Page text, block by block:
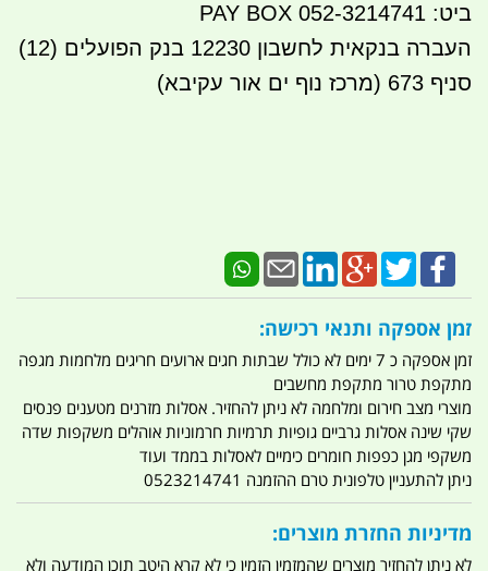
ביט: 052-3214741 PAY BOX
העברה בנקאית לחשבון 12230 בנק הפועלים (12)
סניף 673 (מרכז נוף ים אור עקיבא)
זמן אספקה ותנאי רכישה:
זמן אספקה כ 7 ימים לא כולל שבתות חגים ארועים חריגים מלחמות מגפה
מתקפת טרור מתקפת מחשבים
מוצרי מצב חירום ומלחמה לא ניתן להחזיר. אסלות מזרנים מטענים פנסים
שקי שינה אסלות גרביים גופיות תרמיות חרמוניות אוהלים משקפות שדה
משקפי מגן כפפות חומרים כימיים לאסלות בממד ועוד
ניתן להתעניין טלפונית טרם ההזמנה 0523214741
מדיניות החזרת מוצרים:
לא ניתן להחזיר מוצרים שהמזמין הזמין כי לא קרא היטב תוכן המודעה ולא